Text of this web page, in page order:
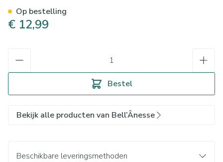
€ 12,99
Bestel
Op bestelling
Bekijk alle producten van Bell’Ânesse
Beschikbare leveringsmethoden